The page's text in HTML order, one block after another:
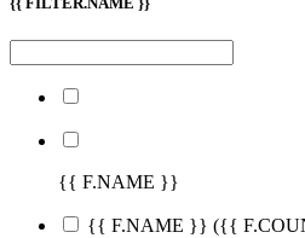
{{ F.NAME }}
{{ F.NAME }} ({{